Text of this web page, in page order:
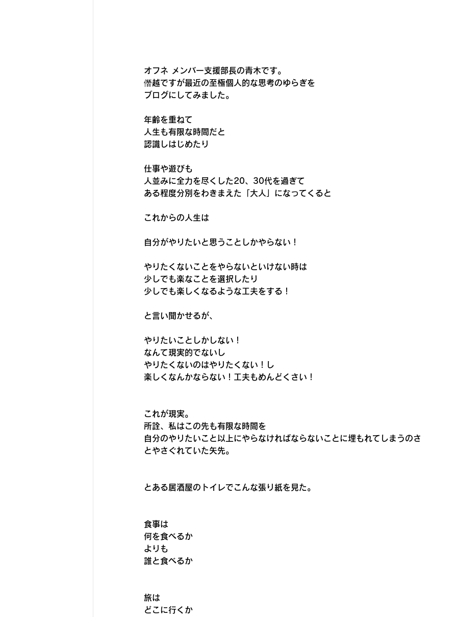
オフネ メンバー支援部長の青木です。
僭越ですが最近の至極個人的な思考のゆらぎを
ブログにしてみました。
年齢を重ねて
人生も有限な時間だと
認識しはじめたり
仕事や遊びも
人並みに全力を尽くした20、30代を過ぎて
ある程度分別をわきまえた「大人」になってくると
これからの人生は
自分がやりたいと思うことしかやらない！
やりたくないことをやらないといけない時は
少しでも楽なことを選択したり
少しでも楽しくなるような工夫をする！
と言い聞かせるが、
やりたいことしかしない！
なんて現実的でないし
やりたくないのはやりたくない！し
楽しくなんかならない！工夫もめんどくさい！
これが現実。
所詮、私はこの先も有限な時間を
自分のやりたいこと以上にやらなければならないことに埋もれてしまうのさ
とやさぐれていた矢先。
とある居酒屋のトイレでこんな張り紙を見た。
食事は
何を食べるか
よりも
誰と食べるか
旅は
どこに行くか